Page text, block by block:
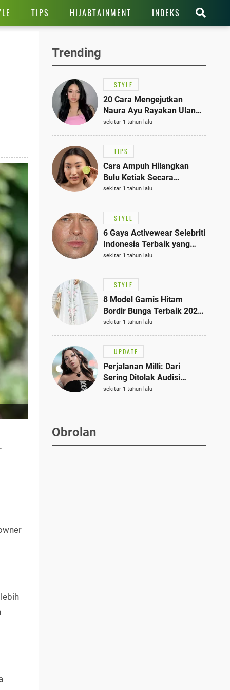
TIPS HIJABTAINMENT INDEKS
Trending
STYLE
20 Cara Mengejutkan
Naura Ayu Rayakan Ulang
Tahun di Panti Asuhan,
Terlihat Anggun dengan
Kaftan Cokelat
sekitar 1 tahun lalu
TIPS
Cara Ampuh Hilangkan
Bulu Ketiak Secara
Permanen dalam 5
Langkah Sederhana
sekitar 1 tahun lalu
STYLE
6 Gaya Activewear Selebriti
Indonesia Terbaik yang
Bisa Jadi Inspirasi
Fashionmu
sekitar 1 tahun lalu
STYLE
8 Model Gamis Hitam
Bordir Bunga Terbaik 2025,
Stylish untuk Hangout
hingga Acara Semi-Formal
sekitar 1 tahun lalu
UPDATE
Perjalanan Milli: Dari
Sering Ditolak Audisi
hingga Menjadi Rapper Top
10 Thailand
sekitar 1 tahun lalu
Obrolan